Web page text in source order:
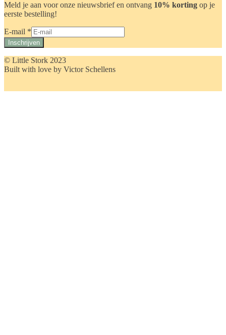
Meld je aan voor onze nieuwsbrief en ontvang 10% korting op je
eerste bestelling!
E-
mail
E-mail *
Inschrijven
© Little Stork 2023
Built with love by Victor Schellens